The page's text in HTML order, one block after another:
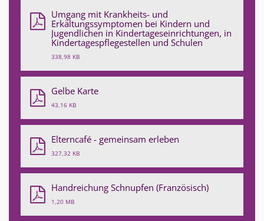
Umgang mit Krankheits- und
Erkältungssymptomen bei Kindern und
Jugendlichen in Kindertageseinrichtungen, in
Kindertagespflegestellen und Schulen
338,98 KB
Gelbe Karte
43,16 KB
Elterncafé - gemeinsam erleben
327,32 KB
Handreichung Schnupfen (Französisch)
1,20 MB